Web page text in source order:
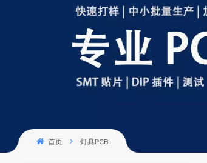
首页 灯具PCB